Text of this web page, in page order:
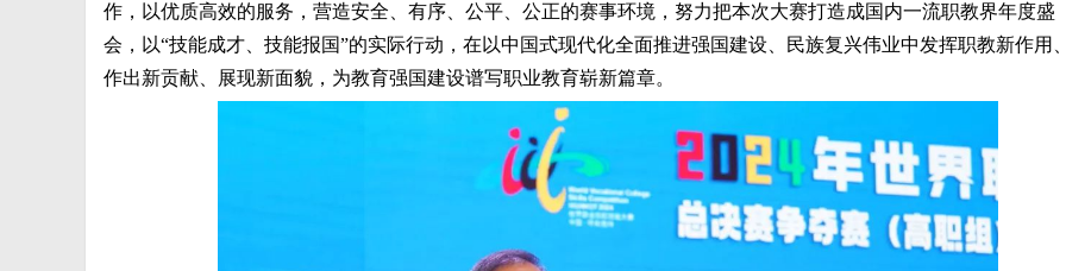
作，以优质高效的服务，营造安全、有序、公平、公正的赛事环境，努力把本次大赛打造成国内一流职教界年度盛
会，以“技能成才、技能报国”的实际行动，在以中国式现代化全面推进强国建设、民族复兴伟业中发挥职教新作用
作出新贡献、展现新面貌，为教育强国建设谱写职业教育崭新篇章。